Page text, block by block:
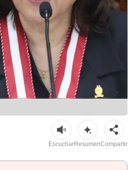
EscucharResumenCompartir